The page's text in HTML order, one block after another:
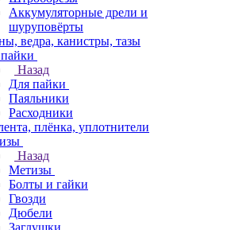
Аккумуляторные дрели и
шуруповёрты
ведра, канистры, тазы
Назад
Для пайки
Паяльники
Расходники
плёнка, уплотнители
Назад
Метизы
Болты и гайки
Гвозди
Дюбели
Заглушки